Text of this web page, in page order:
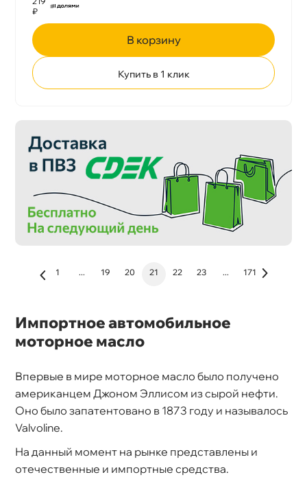
₽
корзину
Купить в 1 клик
1 ... 19 20 21 22 23 ... 171
Импортное автомобильное
моторное масло
первые в мире моторное масло было получено
американцем Джоном Эллисом из сырой нефти.
Оно было запатентовано в 1873 году и называлось
Valvoline.
На данный момент на рынке представлены и
отечественные и импортные средства.